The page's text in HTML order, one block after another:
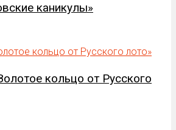
каникулы»
кольцо от Русского